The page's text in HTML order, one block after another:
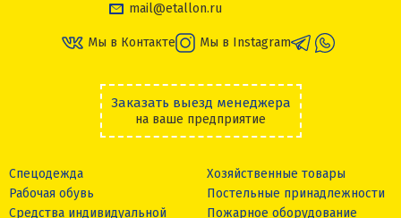
mail@etallon.ru
Мы в Контакте Мы в Instagram
Заказать выезд менеджера
на ваше предприятие
Спецодежда
Рабочая обувь
Средства индивидуальной
Хозяйственные товары
Постельные принадлежности
Пожарное оборудование